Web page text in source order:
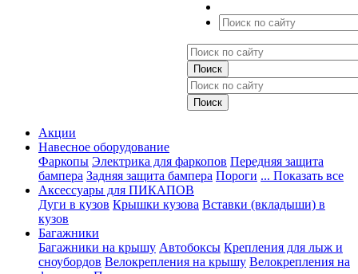
Акции
Навесное оборудование
Фаркопы Электрика для фаркопов Передняя защита
бампера Задняя защита бампера Пороги ... Показать все
Аксессуары для ПИКАПОВ
Дуги в кузов Крышки кузова Вставки (вкладыши) в
кузов
Багажники
Багажники на крышу Автобоксы Крепления для лыж и
сноубордов Велокрепления на крышу Велокрепления на